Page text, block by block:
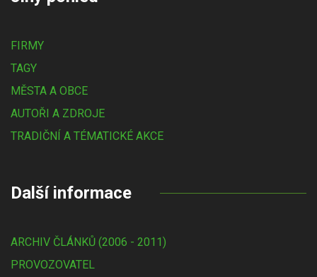
FIRMY
TAGY
MĚSTA A OBCE
AUTOŘI A ZDROJE
TRADIČNÍ A TÉMATICKÉ AKCE
Další informace
ARCHIV ČLÁNKŮ (2006 - 2011)
PROVOZOVATEL